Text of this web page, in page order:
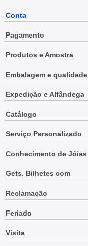
Conta
Pagamento
Produtos e Amostra
Embalagem e qualidade
Expedição e Alfândega
Catálogo
Serviço Personalizado
Conhecimento de Jóias
Gets. Bilhetes com
Reclamação
Feriado
Visita